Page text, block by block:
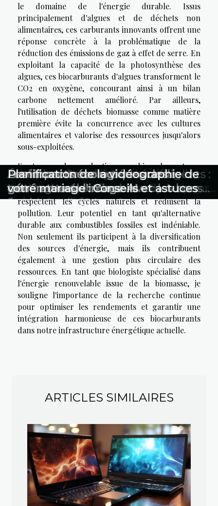
le domaine de l'énergie durable. Issus
principalement d'algues et de déchets non
alimentaires, ces carburants innovants offrent une
réponse concrète à la problématique de la
réduction des émissions de gaz à effet de serre. En
exploitant la capacité de la photosynthèse des
algues, ces biocarburants d'algues transforment le
CO2 en oxygène, concourant ainsi à un bilan
carbone nettement amélioré. Par ailleurs,
l'utilisation de déchets biomasse comme matière
première évite la concurrence avec les cultures
alimentaires et valorise des ressources jusqu'alors
sous-exploitées.
En termes de production, ces biocarburants se
distinguent par leur compatibilité
environnementale, utilisant des processus qui
respectent les cycles naturels et réduisent la
pollution. Leur potentiel en tant qu'alternative
durable aux combustibles fossiles est indéniable.
Non seulement ils participent à la diversification
des sources d'énergie, mais ils contribuent
également à une gestion plus circulaire des
ressources. En tant que biologiste spécialisé dans
l'énergie renouvelable issue de la biomasse, je
souligne l'importance de la recherche continue
pour optimiser les rendements et garantir une
intégration harmonieuse de ces biocarburants
dans notre infrastructure énergétique actuelle.
ARTICLES SIMILAIRES
Comment les maisons connectées
réinventent la sécurité électrique au
quotidien
Comment les innovations en IA
influencent-elles notre quotidien ?
L'importance de la mise à jour des
informations ecclésiastiques en ligne
Comment les vidéos en ligne
peuvent transformer votre jeu de golf
?
Éthique et régulation de
l'intelligence artificielle : enjeux pour
les entreprises
Comment l'intelligence artificielle
générative transforme-t-elle les
industries créatives ?
Évolution des assistants intelligents :
avantages de la double
fonctionnalité?
Améliorez votre expérience de
trottinette électrique avec les bons
équipements
Les impacts écologiques des
générateurs d'image AI
Planification de la vidéographie de
votre mariage : Conseils et astuces